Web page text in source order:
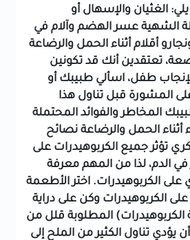
الغثيان والإسهال أو
الشهية عسر الهضم وآلام في
أقلام أثناء الحمل والرضاعة
تعتقدين أنك قد تكونين
طفل، اسألي طبيبك أو
المشورة قبل تناول هذا
المخاطر والفوائد المحتملة
أثناء الحمل والرضاعة نصائح
تؤثر جميع الكربوهيدرات على
الدم، لذا من المهم معرفة
على الكربوهيدرات. اختر الأطعمة
الكربوهيدرات وكن على دراية
المطلوبة قلل من
يؤدي تناول الكثير من الملح إلى